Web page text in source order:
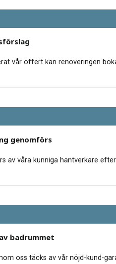
vår offert kan renoveringen
genomförs
av våra kunniga hantverkare
badrummet
oss täcks av vår nöjd-kund-